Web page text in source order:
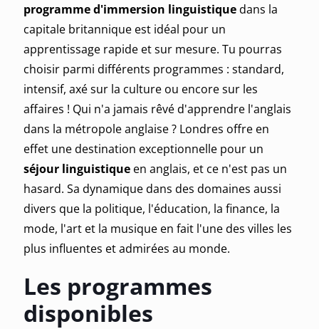
programme d'immersion linguistiquedans la
capitale britannique est idéal pour un
apprentissage rapide et sur mesure. Tu pourras
choisir parmi différents programmes : standard,
intensif, axé sur la culture ou encore sur les
affaires ! Qui n'a jamais rêvé d'apprendre l'anglais
dans la métropole anglaise ? Londres offre en
effet une destination exceptionnelle pour un
séjour linguistique en anglais, et ce n'est pas un
hasard. Sa dynamique dans des domaines aussi
divers que la politique, l'éducation, la finance, la
mode, l'art et la musique en fait l'une des villes les
plus influentes et admirées au monde.
Les programmes
disponibles